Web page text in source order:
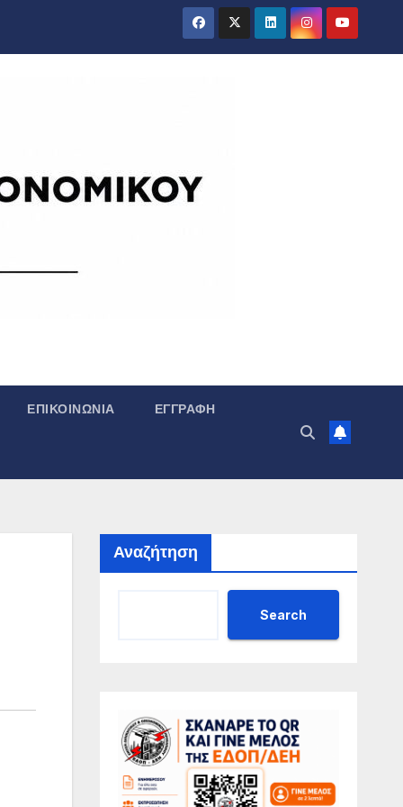
ΕΠΙΚΟΙΝΩΝΊΑ ΕΓΓΡΑΦΉ
Αναζήτηση
Search